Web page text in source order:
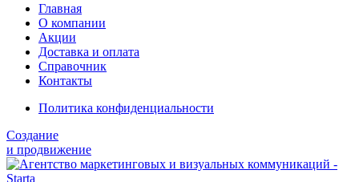
Главная
О компании
Акции
Доставка и оплата
Справочник
Контакты
Политика конфиденциальности
Создание
и продвижение